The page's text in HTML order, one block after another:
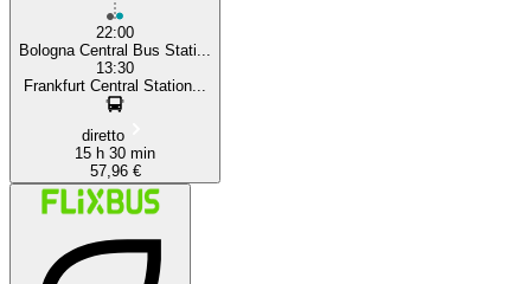
22:00
Bologna Central Bus Stati...
13:30
Frankfurt Central Station...
diretto
15 h 30 min
57,96 €